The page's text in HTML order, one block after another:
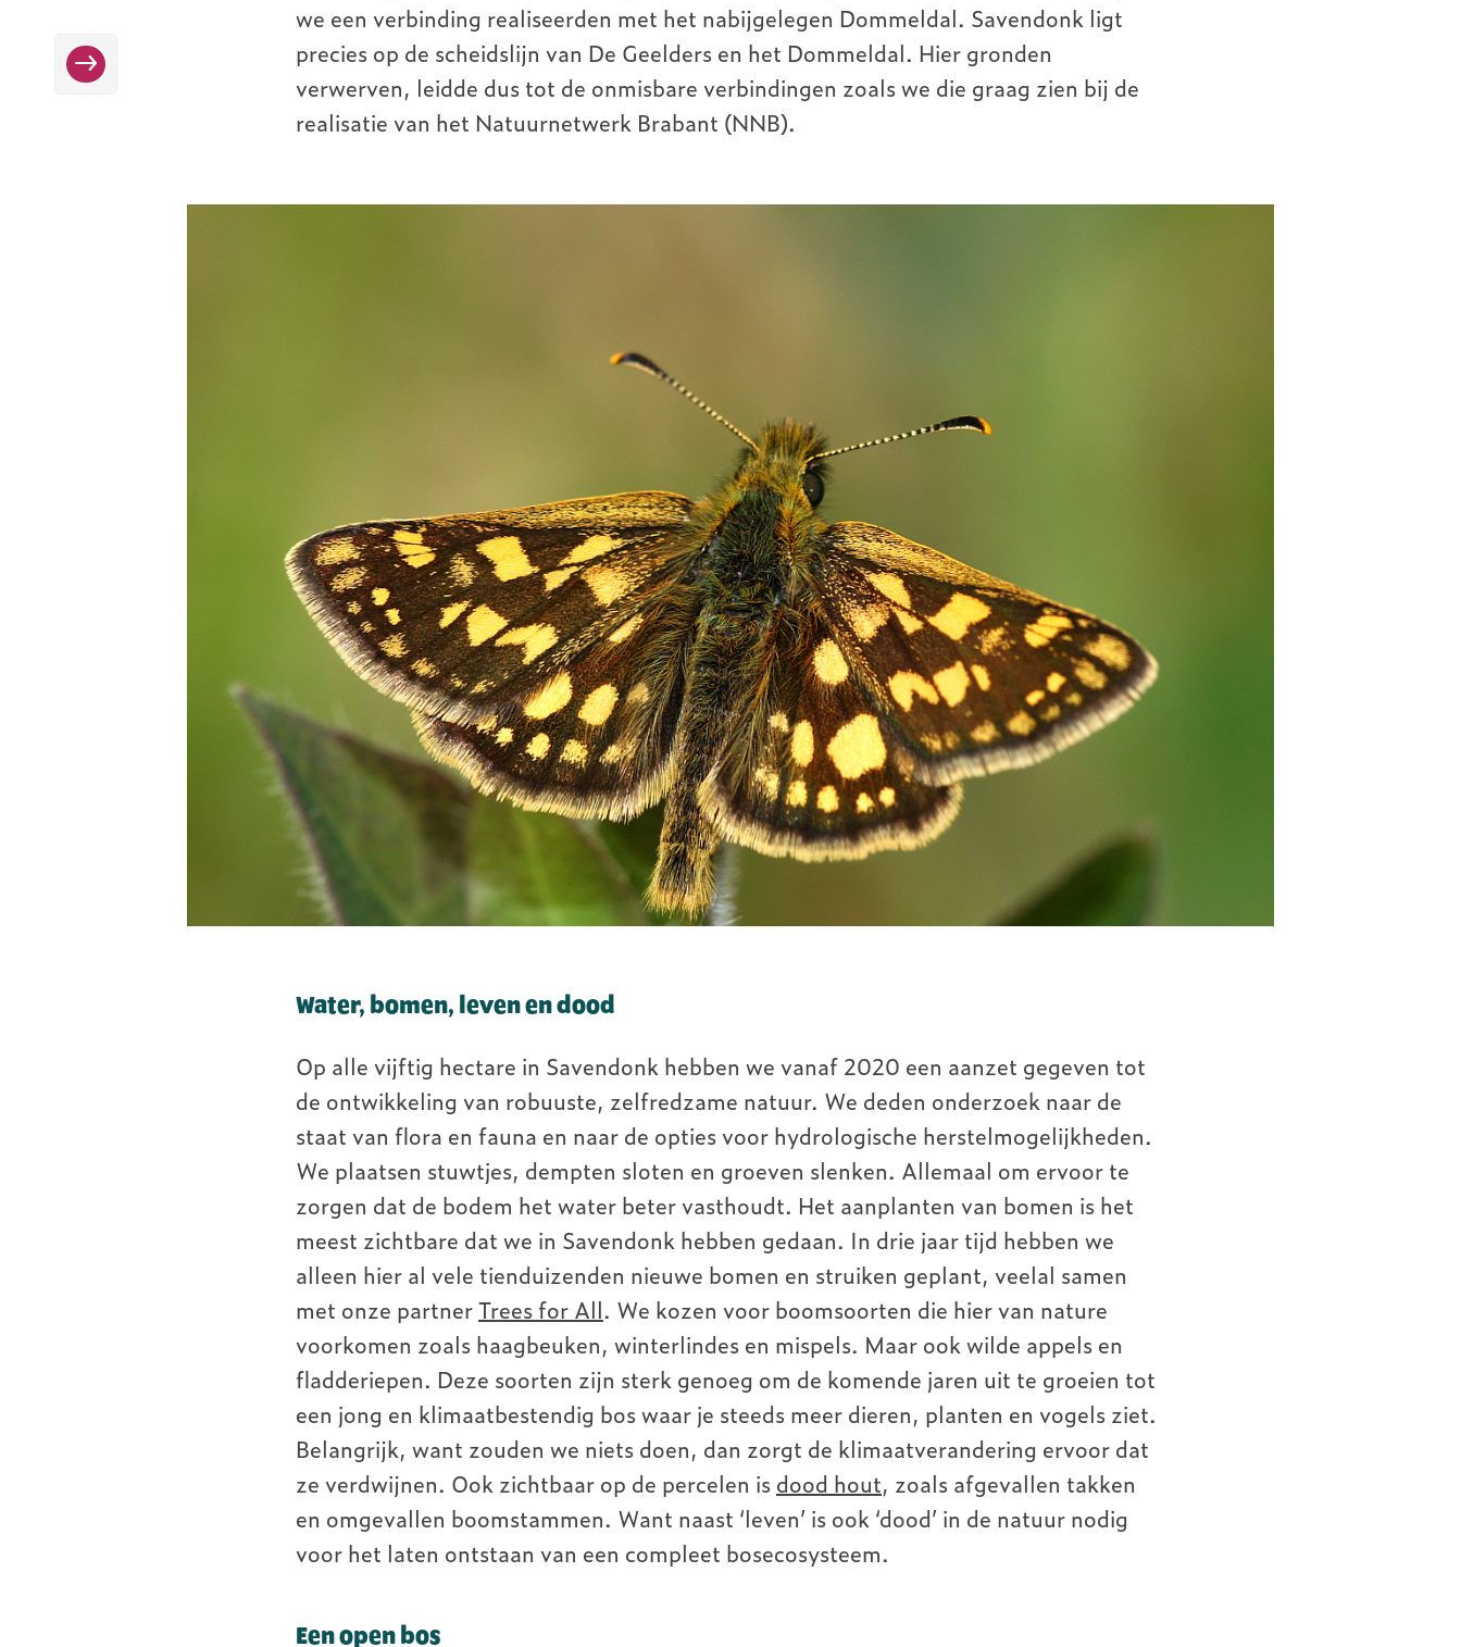
we een verbinding realiseerden met het nabijgelegen Dommeldal. Savendonk ligt
precies op de scheidslijn van De Geelders en het Dommeldal. Hier gronden
verwerven, leidde dus tot de onmisbare verbindingen zoals we die graag zien bij de
realisatie van het Natuurnetwerk Brabant (NNB).
Water, bomen, leven en dood
Op alle vijftig hectare in Savendonk hebben we vanaf 2020 een aanzet gegeven tot
de ontwikkeling van robuuste, zelfredzame natuur. We deden onderzoek naar de
staat van flora en fauna en naar de opties voor hydrologische herstelmogelijkheden.
We plaatsen stuwtjes, dempten sloten en groeven slenken. Allemaal om ervoor te
zorgen dat de bodem het water beter vasthoudt. Het aanplanten van bomen is het
meest zichtbare dat we in Savendonk hebben gedaan. In drie jaar tijd hebben we
alleen hier al vele tienduizenden nieuwe bomen en struiken geplant, veelal samen
met onze partnerTrees for All. We kozen voor boomsoorten die hier van nature
voorkomen zoals haagbeuken, winterlindes en mispels. Maar ook wilde appels en
fladderiepen. Deze soorten zijn sterk genoeg om de komende jaren uit te groeien tot
een jong en klimaatbestendig bos waar je steeds meer dieren, planten en vogels ziet.
Belangrijk, want zouden we niets doen, dan zorgt de klimaatverandering ervoor dat
ze verdwijnen. Ook zichtbaar op de percelen is dood hout, zoals afgevallen takken
en omgevallen boomstammen. Want naast ‘leven’ is ook ‘dood’ in de natuur nodig
voor het laten ontstaan van een compleet bosecosysteem.
Een open bos
Nieuws